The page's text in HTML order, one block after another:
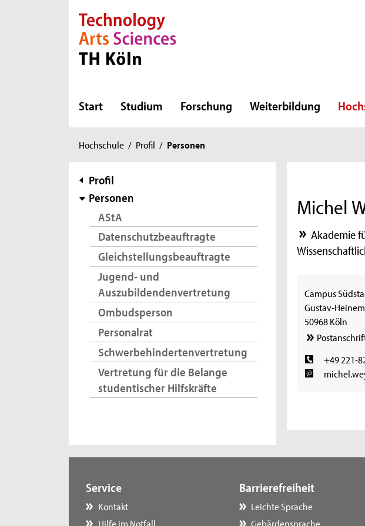
Direkt zur Hauptnavigation
Direkt zur Subnavigation
Direkt zum Inhalt
Direkt zum Fußbereich
Start Studium Forschung Weiterbildung
Sie
hier:
Hochschule / Profil / Personen
Subnavigation
Profil
Personen
AStA
Datenschutzbeauftragte
Gleichstellungsbeauftragte
Jugend- und
Auszubildendenvertretung
Ombudsperson
Personalrat
Schwerbehindertenvertretung
Vertretung für die Belange
studentischer Hilfskräfte
Michel
Akademie
Campus
Gustav-
50968 Köln
+49 221-
Service
Kontakt
Hilfe im Notfall
Barrierefreiheit
Leichte Sprache
Gebärdensprache